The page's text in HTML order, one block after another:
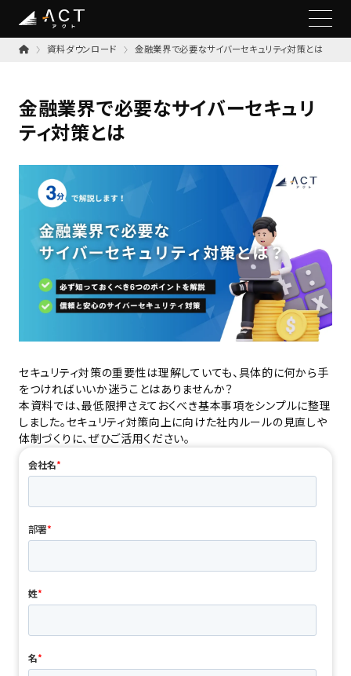
資料ダウンロード 金融業界で必要なサイバーセキュリティ対策とは
金融業界で必要なサイバーセキュリ
ティ対策とは
セキュリティ対策の重要性は理解していても、具体的に何から手
をつければいいか迷うことはありませんか？
本資料では、最低限押さえておくべき基本事項をシンプルに整理
しました。セキュリティ対策向上に向けた社内ルールの見直しや
体制づくりに、ぜひご活用ください。